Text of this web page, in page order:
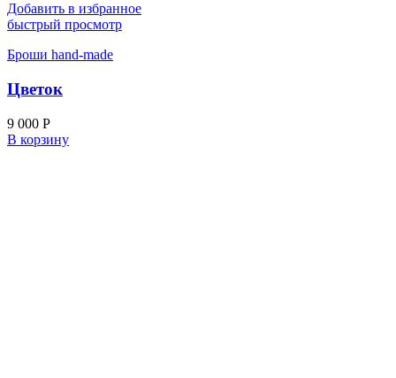
Добавить в избранное
быстрый просмотр
Броши hand-made
Цветок
9 000 Р
В корзину